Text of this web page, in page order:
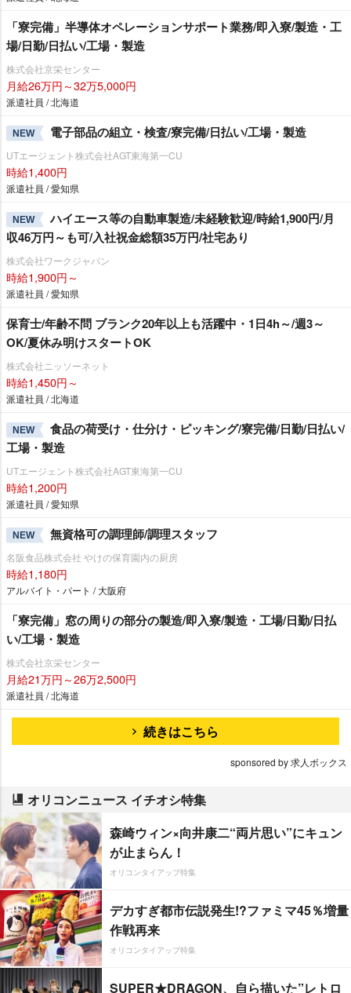
「寮完備」半導体オペレーションサポート業務/即入寮/製造・工
場/日勤/日払い/工場・製造
株式会社京栄センター
月給26万円～32万5,000円
派遣社員 / 北海道
NEW 電子部品の組立・検査/寮完備/日払い/工場・製造
UTエージェント株式会社AGT東海第一CU
時給1,400円
派遣社員 / 愛知県
NEW
ハイエース等の自動車製造/未経験歓迎/時給1,900円/月
収46万円～も可/入社祝金総額35万円/社宅あり
株式会社ワークジャパン
時給1,900円～
派遣社員 / 愛知県
保育士/年齢不問 ブランク20年以上も活躍中・1日4h～/週3～
OK/夏休み明けスタートOK
株式会社ニッソーネット
時給1,450円～
派遣社員 / 北海道
NEW
食品の荷受け・仕分け・ピッキング/寮完備/日勤/日払い/
工場・製造
UTエージェント株式会社AGT東海第一CU
時給1,200円
派遣社員 / 愛知県
NEW 無資格可の調理師/調理スタッフ
名阪食品株式会社 やけの保育園内の厨房
時給1,180円
アルバイト・パート / 大阪府
「寮完備」窓の周りの部分の製造/即入寮/製造・工場/日勤/日払
い/工場・製造
株式会社京栄センター
月給21万円～26万2,500円
派遣社員 / 北海道
続きはこちら
sponsored by 求人ボックス
オリコンニュース イチオシ特集
森崎ウィン×向井康二“両片思い”にキュン
が止まらん！
オリコンタイアップ特集
デカすぎ都市伝説発生!?ファミマ45％増量
作戦再来
オリコンタイアップ特集
SUPER★DRAGON、自ら描いた”レトロ